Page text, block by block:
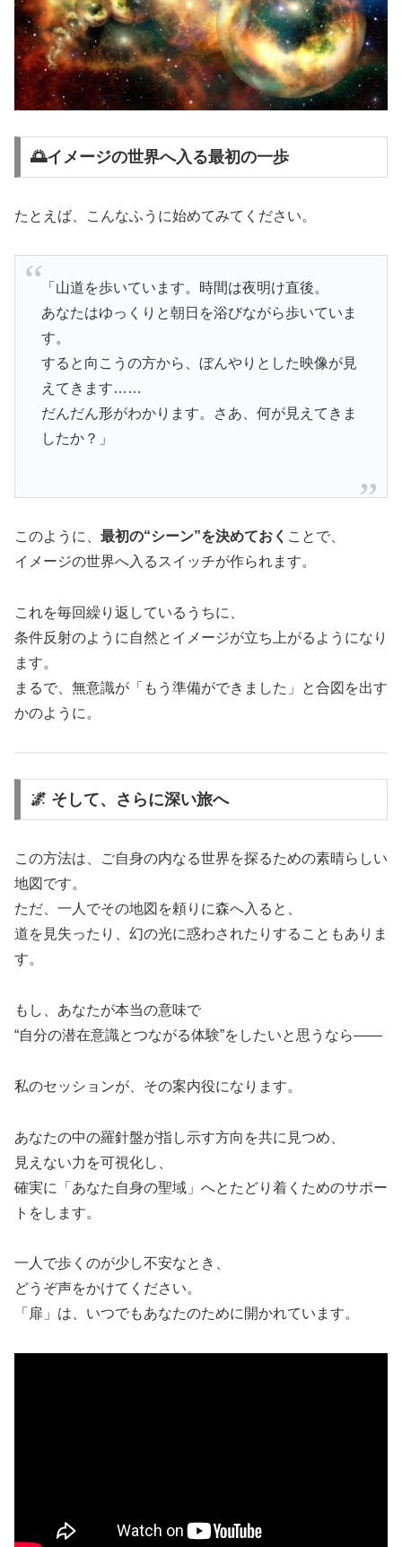
🌅イメージの世界へ入る最初の一歩
たとえば、こんなふうに始めてみてください。
「山道を歩いています。時間は夜明け直後。
あなたはゆっくりと朝日を浴びながら歩いていま
す。
すると向こうの方から、ぼんやりとした映像が見
えてきます……
だんだん形がわかります。さあ、何が見えてきま
したか？」
このように、 最初の“シーン”を決めておく ことで、
イメージの世界へ入るスイッチが作られます。
これを毎回繰り返しているうちに、
条件反射のように自然とイメージが立ち上がるようになり
ます。
まるで、無意識が「もう準備ができました」と合図を出す
かのように。
🌌 そして、さらに深い旅へ
この方法は、ご自身の内なる世界を探るための素晴らしい
地図です。
ただ、一人でその地図を頼りに森へ入ると、
道を見失ったり、幻の光に惑わされたりすることもありま
す。
もし、あなたが本当の意味で
“自分の潜在意識とつながる体験”をしたいと思うなら——
私のセッションが、その案内役になります。
あなたの中の羅針盤が指し示す方向を共に見つめ、
見えない力を可視化し、
確実に「あなた自身の聖域」へとたどり着くためのサポー
トをします。
一人で歩くのが少し不安なとき、
どうぞ声をかけてください。
「扉」は、いつでもあなたのために開かれています。